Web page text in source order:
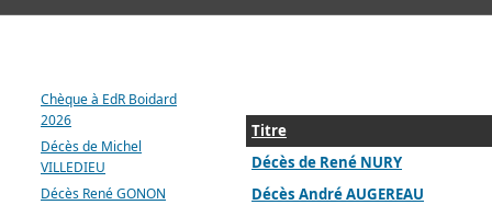
Titre
Décès de René NURY
Décès André AUGEREAU
Chèque à EdR Boidard
2026
Décès de Michel
VILLEDIEU
Décès René GONON